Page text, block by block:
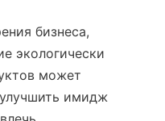
экологически
может
имидж